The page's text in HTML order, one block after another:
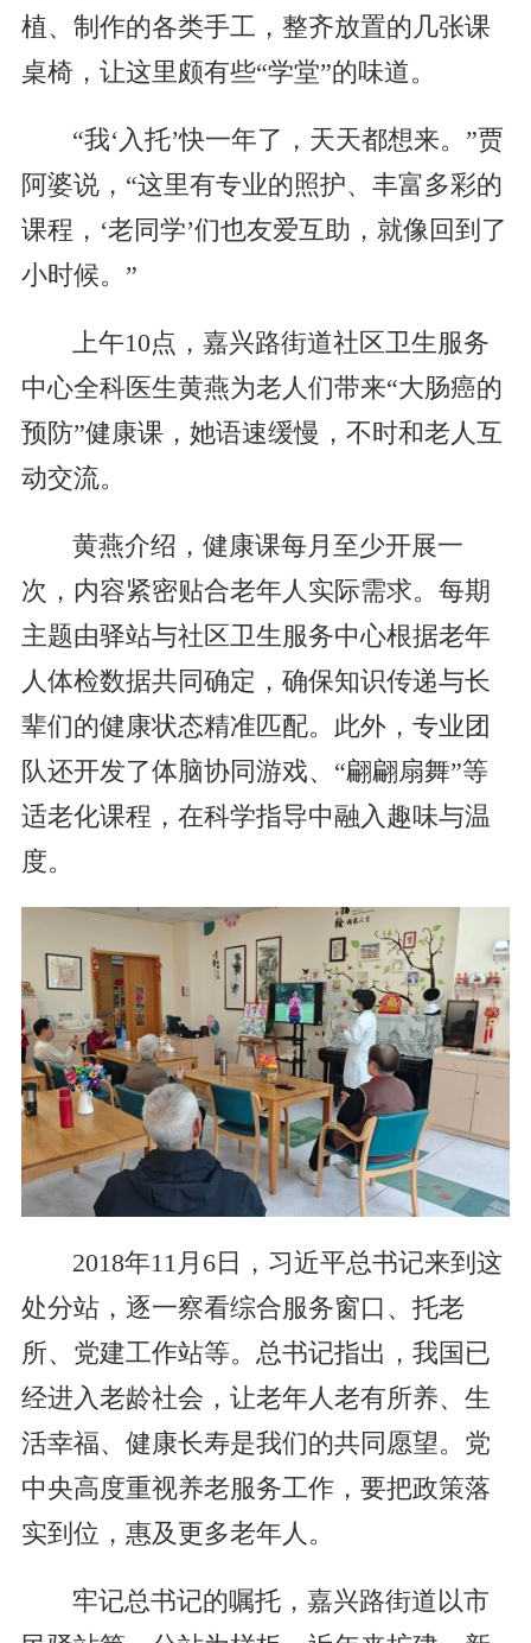
植、制作的各类手工，整齐放置的几张课
桌椅，让这里颇有些“学堂”的味道。
“我‘入托’快一年了，天天都想来。”贾
阿婆说，“这里有专业的照护、丰富多彩的
课程，‘老同学’们也友爱互助，就像回到了
小时候。”
上午10点，嘉兴路街道社区卫生服务
中心全科医生黄燕为老人们带来“大肠癌的
预防”健康课，她语速缓慢，不时和老人互
动交流。
黄燕介绍，健康课每月至少开展一
次，内容紧密贴合老年人实际需求。每期
主题由驿站与社区卫生服务中心根据老年
人体检数据共同确定，确保知识传递与长
辈们的健康状态精准匹配。此外，专业团
队还开发了体脑协同游戏、“翩翩扇舞”等
适老化课程，在科学指导中融入趣味与温
度。
2018年11月6日，习近平总书记来到这
处分站，逐一察看综合服务窗口、托老
所、党建工作站等。总书记指出，我国已
经进入老龄社会，让老年人老有所养、生
活幸福、健康长寿是我们的共同愿望。党
中央高度重视养老服务工作，要把政策落
实到位，惠及更多老年人。
牢记总书记的嘱托，嘉兴路街道以市